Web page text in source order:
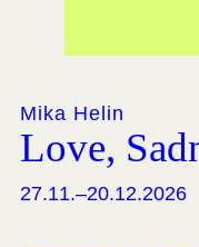
Mika Helin
Love,
27.11.–20.12.2026